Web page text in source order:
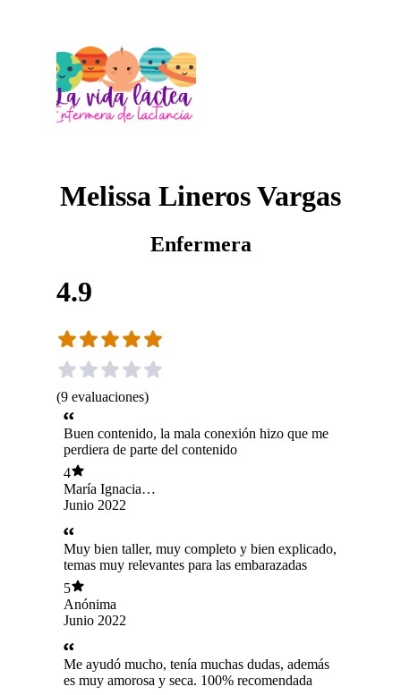
Melissa Lineros Vargas
Enfermera
4.9
(9 evaluaciones)
Buen contenido, la mala conexión hizo que me
perdiera de parte del contenido
4
María Ignacia
Rodríguez Espinosa
Junio 2022
Muy bien taller, muy completo y bien explicado,
temas muy relevantes para las embarazadas
5
Anónima
Junio 2022
Me ayudó mucho, tenía muchas dudas, además
es muy amorosa y seca. 100% recomendada